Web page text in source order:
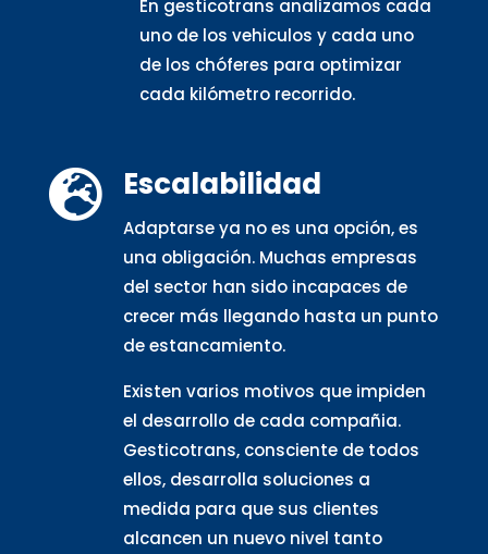
En gesticotrans analizamos cada
uno de los vehiculos y cada uno
de los chóferes para optimizar
cada kilómetro recorrido.
 Escalabilidad
Adaptarse ya no es una opción, es
una obligación. Muchas empresas
del sector han sido incapaces de
crecer más llegando hasta un punto
de estancamiento.
Existen varios motivos que impiden
el desarrollo de cada compañia.
Gesticotrans, consciente de todos
ellos, desarrolla soluciones a
medida para que sus clientes
alcancen un nuevo nivel tanto